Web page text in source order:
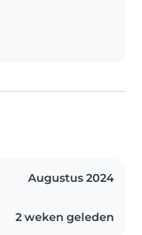
Augustus 2024
2 weken geleden